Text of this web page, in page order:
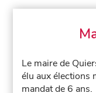
Le maire de
élu aux élections
mandat de 6 ans.